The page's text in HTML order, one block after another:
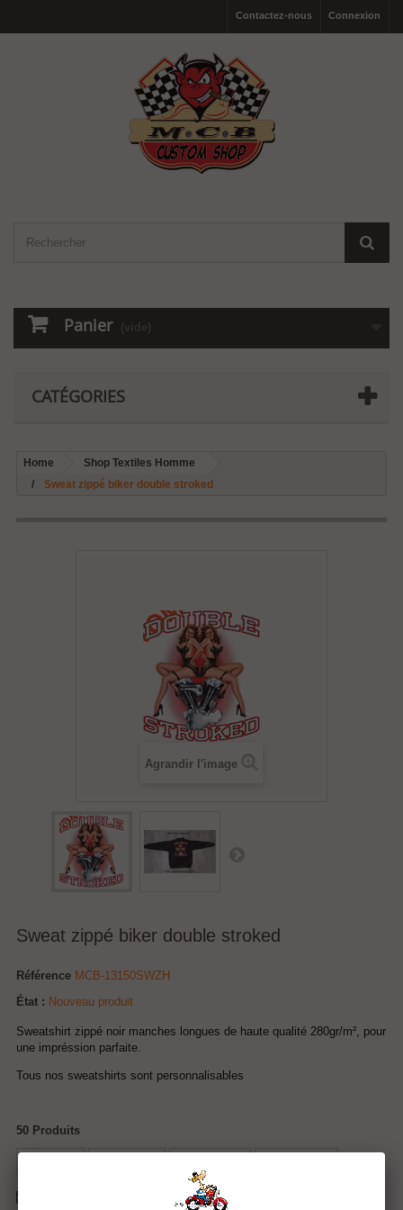
Connexion
Contactez-nous
Panier (vide)
CATÉGORIES
Home
Shop Textiles Homme
Sweat zippé biker double stroked
Agrandir l'image
Sweat zippé biker double stroked
Référence MCB-13150SWZH
État : Nouveau produit
Sweatshirt zippé noir manches longues de haute qualité 280gr/m², pour
une impréssion parfaite.
Tous nos sweatshirts sont personnalisables
50 Produits